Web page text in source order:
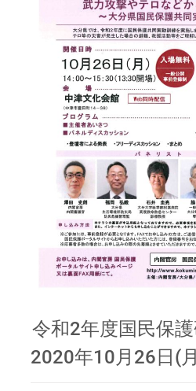
令和2年度国民保
2020年10月26日(